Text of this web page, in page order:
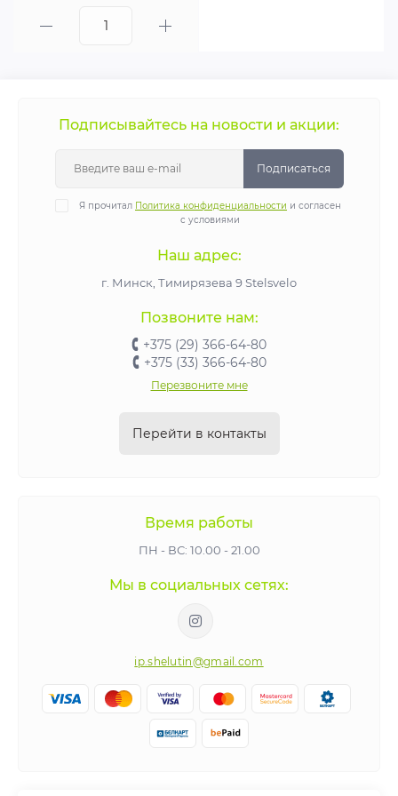
Подписывайтесь на новости и акции:
Подписаться
Я прочитал Политика конфиденциальности и согласен
с условиями
Наш адрес:
г. Минск, Тимирязева 9 Stelsvelo
Позвоните нам:
+375 (29) 366-64-80
+375 (33) 366-64-80
Перезвоните мне
Перейти в контакты
Время работы
ПН - ВС: 10.00 - 21.00
Мы в социальных сетях:
ip.shelutin@gmail.com